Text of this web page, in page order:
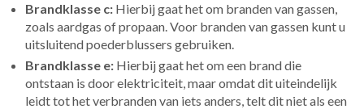
Brandklasse c: Hierbij gaat het om branden van gassen,
zoals aardgas of propaan. Voor branden van gassen kunt u
uitsluitend poederblussers gebruiken.
Brandklasse e: Hierbij gaat het om een brand die
ontstaan is door elektriciteit, maar omdat dit uiteindelijk
leidt tot het verbranden van iets anders, telt dit niet als een